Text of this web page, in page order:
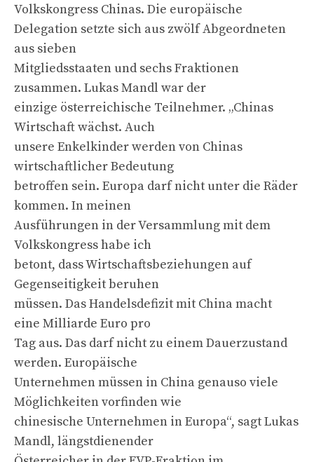
Volkskongress Chinas. Die europäische
Delegation setzte sich aus zwölf Abgeordneten
aus sieben
Mitgliedsstaaten und sechs Fraktionen
zusammen. Lukas Mandl war der
einzige österreichische Teilnehmer. „Chinas
Wirtschaft wächst. Auch
unsere Enkelkinder werden von Chinas
wirtschaftlicher Bedeutung
betroffen sein. Europa darf nicht unter die Räder
kommen. In meinen
Ausführungen in der Versammlung mit dem
Volkskongress habe ich
betont, dass Wirtschaftsbeziehungen auf
Gegenseitigkeit beruhen
müssen. Das Handelsdefizit mit China macht
eine Milliarde Euro pro
Tag aus. Das darf nicht zu einem Dauerzustand
werden. Europäische
Unternehmen müssen in China genauso viele
Möglichkeiten vorfinden wie
chinesische Unternehmen in Europa“, sagt Lukas
Mandl, längstdienender